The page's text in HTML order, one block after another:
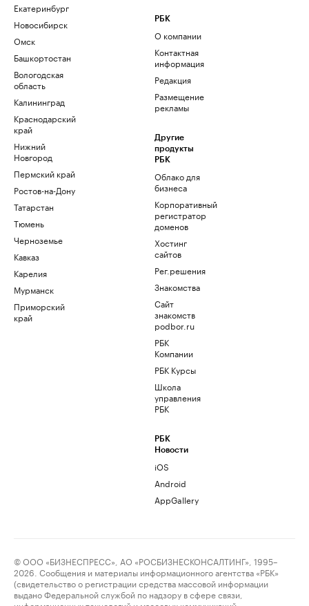
Екатеринбург
Новосибирск
Омск
Башкортостан
Вологодская
область
Калининград
Краснодарский
край
Нижний
Новгород
Пермский край
Ростов-на-Дону
Татарстан
Тюмень
Черноземье
Кавказ
Карелия
Мурманск
Приморский
край
РБК
О компании
Контактная
информация
Редакция
Размещение
рекламы
Другие
продукты
РБК
Облако для
бизнеса
Корпоративный
регистратор
доменов
Хостинг
сайтов
Рег.решения
Знакомства
Сайт
знакомств
podbor.ru
РБК
Компании
РБК Курсы
Школа
управления
РБК
РБК
Новости
iOS
Android
AppGallery
© ООО «БИЗНЕСПРЕСС», АО «РОСБИЗНЕСКОНСАЛТИНГ», 1995–
2026. Сообщения и материалы информационного агентства «РБК»
(свидетельство о регистрации средства массовой информации
выдано Федеральной службой по надзору в сфере связи,